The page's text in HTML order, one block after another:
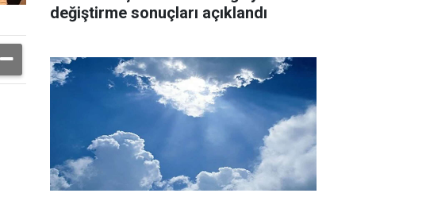
değiştirme sonuçları açıklandı